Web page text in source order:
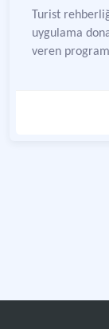
Turist
uygulama
veren